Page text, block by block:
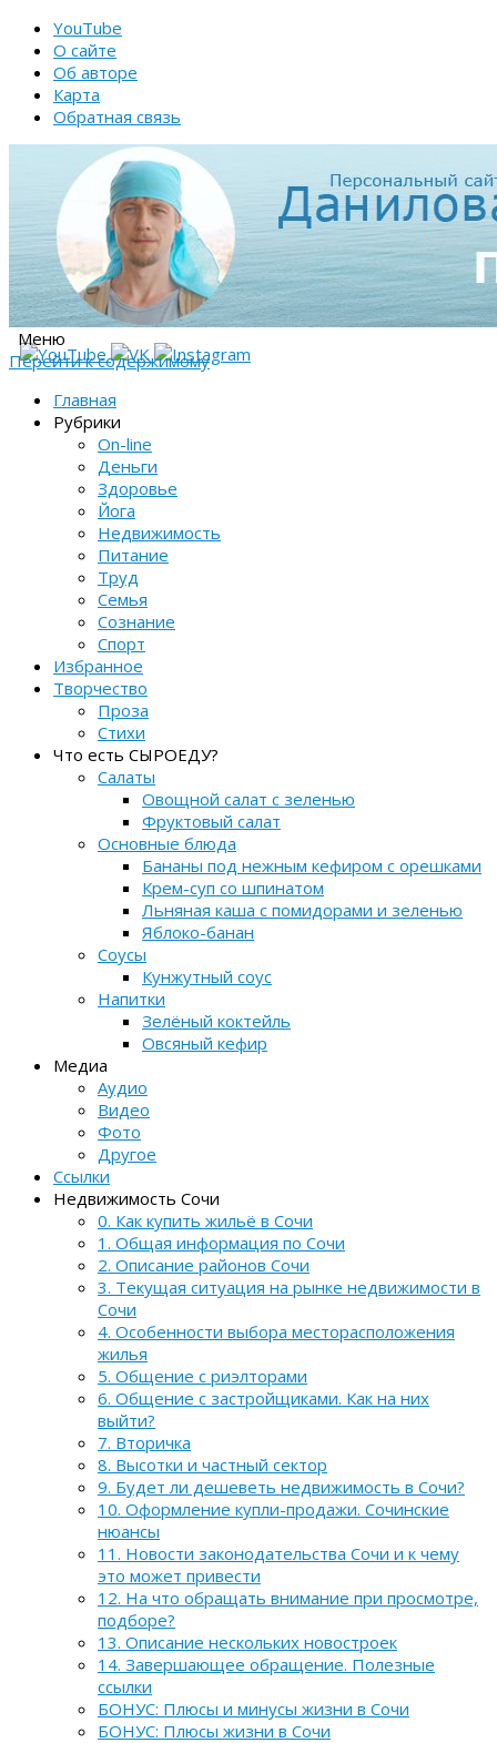
YouTube
О сайте
Об авторе
Карта
Обратная связь
Меню
Перейти к содержимому
Главная
Рубрики
On-line
Деньги
Здоровье
Йога
Недвижимость
Питание
Труд
Семья
Сознание
Спорт
Избранное
Творчество
Проза
Стихи
Что есть СЫРОЕДУ?
Салаты
Овощной салат с зеленью
Фруктовый салат
Основные блюда
Бананы под нежным кефиром с орешками
Крем-суп со шпинатом
Льняная каша с помидорами и зеленью
Яблоко-банан
Соусы
Кунжутный соус
Напитки
Зелёный коктейль
Овсяный кефир
Медиа
Аудио
Видео
Фото
Другое
Ссылки
Недвижимость Сочи
0. Как купить жильё в Сочи
1. Общая информация по Сочи
2. Описание районов Сочи
3. Текущая ситуация на рынке недвижимости в
Сочи
4. Особенности выбора месторасположения
жилья
5. Общение с риэлторами
6. Общение с застройщиками. Как на них
выйти?
7. Вторичка
8. Высотки и частный сектор
9. Будет ли дешеветь недвижимость в Сочи?
10. Оформление купли-продажи. Сочинские
нюансы
11. Новости законодательства Сочи и к чему
это может привести
12. На что обращать внимание при просмотре,
подборе?
13. Описание нескольких новостроек
14. Завершающее обращение. Полезные
ссылки
БОНУС: Плюсы и минусы жизни в Сочи
БОНУС: Плюсы жизни в Сочи